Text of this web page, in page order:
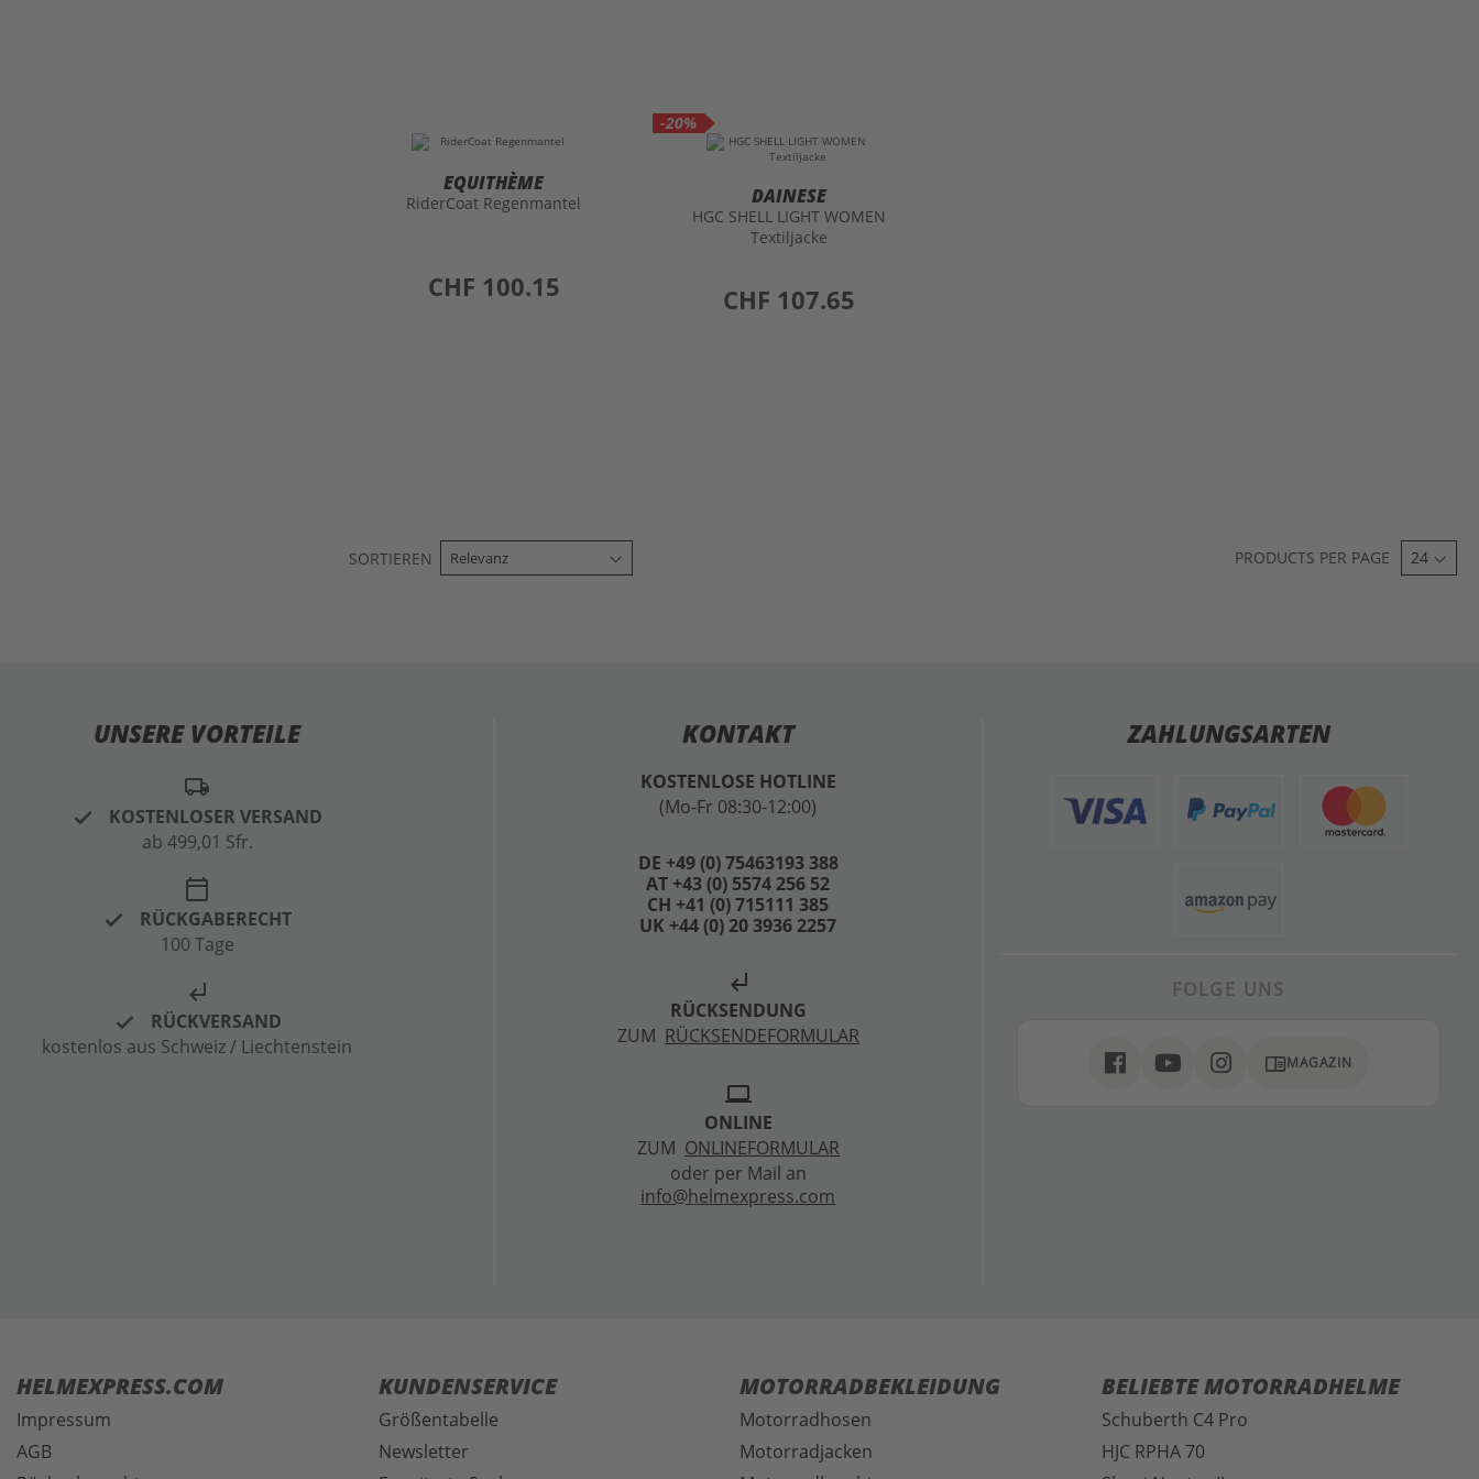
EQUITHÈME
RiderCoat Regenmantel
preis
CHF 100.15
-20%
DAINESE
HGC SHELL LIGHT WOMEN
Textiljacke
preis
CHF 107.65
SORTIEREN PRODUCTS PER PAGE
UNSERE VORTEILE
local_shipping
KOSTENLOSER VERSAND
ab 499,01 Sfr.
calendar_today
RÜCKGABERECHT
100 Tage
subdirectory_arrow_left
RÜCKVERSAND
kostenlos aus Schweiz / Liechtenstein
KONTAKT
KOSTENLOSE HOTLINE
(Mo-Fr 08:30-12:00)
DE +49 (0) 75463193 388
AT +43 (0) 5574 256 52
CH +41 (0) 715111 385
UK +44 (0) 20 3936 2257
subdirectory_arrow_left
RÜCKSENDUNG
ZUM RÜCKSENDEFORMULAR
laptop
ONLINE
ZUM ONLINEFORMULAR
oder per Mail an
info@helmexpress.com
ZAHLUNGSARTEN
FOLGE UNS
chrome_reader_modeMAGAZIN
HELMEXPRESS.COM
Impressum
AGB
KUNDENSERVICE
Größentabelle
Newsletter
MOTORRADBEKLEIDUNG
Motorradhosen
Motorradjacken
BELIEBTE MOTORRADHELME
Schuberth C4 Pro
HJC RPHA 70